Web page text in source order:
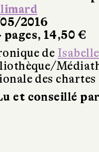
2016
pages, 14,50 €
de
des
et conseillé par